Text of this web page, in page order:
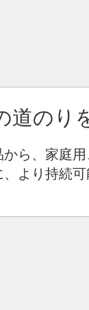
道のり
ら、家庭
より持続